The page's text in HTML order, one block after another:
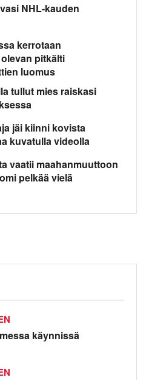
NHL-kauden
kerrotaan
pitkälti
luomus
tullut mies raiskasi
jäi kiinni kovista
kuvatulla videolla
vaatii maahanmuuttoon
pelkää vielä
käynnissä